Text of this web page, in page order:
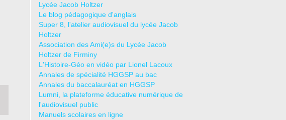
Lycée Jacob Holtzer
Le blog pédagogique d'anglais
Super 8, l'atelier audiovisuel du lycée Jacob
Holtzer
Association des Ami(e)s du Lycée Jacob
Holtzer de Firminy
L'Histoire-Géo en vidéo par Lionel Lacoux
Annales de spécialité HGGSP au bac
Annales du baccalauréat en HGGSP
Lumni, la plateforme éducative numérique de
l'audiovisuel public
Manuels scolaires en ligne